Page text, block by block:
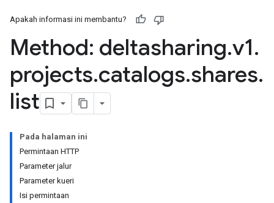
Apakah informasi ini membantu?
Method: deltasharing.v1.
projects.catalogs.shares.
list
Pada halaman ini
Permintaan HTTP
Parameter jalur
Parameter kueri
Isi permintaan